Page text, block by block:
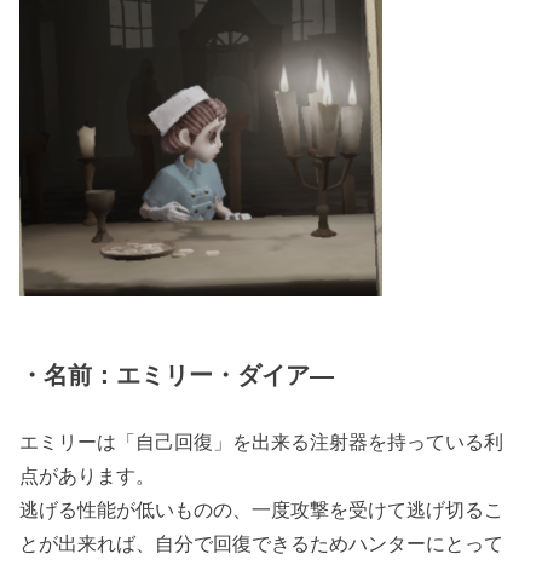
・名前：エミリー・ダイア―
エミリーは「自己回復」を出来る注射器を持っている利
点があります。
逃げる性能が低いものの、一度攻撃を受けて逃げ切るこ
とが出来れば、自分で回復できるためハンターにとって